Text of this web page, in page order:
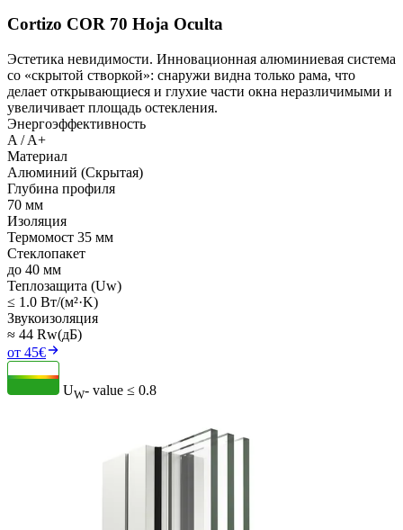
Cortizo COR 70 Hoja Oculta
Эстетика невидимости. Инновационная алюминиевая система
со «скрытой створкой»: снаружи видна только рама, что
делает открывающиеся и глухие части окна неразличимыми и
увеличивает площадь остекления.
Энергоэффективность
A / A+
Материал
Алюминий (Скрытая)
Глубина профиля
70 мм
Изоляция
Термомост 35 мм
Стеклопакет
до 40 мм
Теплозащита (Uw)
≤ 1.0 Вт/(м²·K)
Звукоизоляция
≈ 44 Rw(дБ)
от 45€
UW- value ≤ 0.8